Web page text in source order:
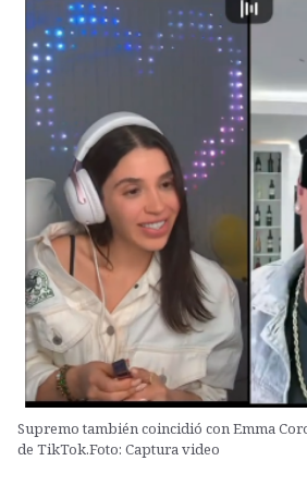
Supremo también coincidió con Emma
de TikTok.Foto: Captura video